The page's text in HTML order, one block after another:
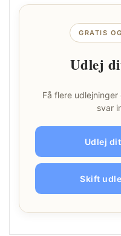
GRATIS
Udlej
Få flere
svar
Udlej
Skift